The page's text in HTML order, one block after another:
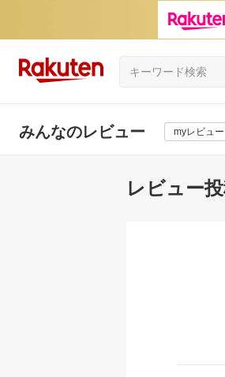
みんなのレビュー myレビュー
レビュー